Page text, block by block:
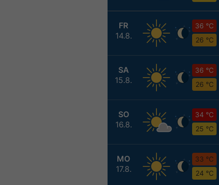
FR
14.8.
36 °C
26 °C
SA
15.8.
36 °C
26 °C
SO
16.8.
34 °C
25 °C
MO
17.8.
33 °C
24 °C